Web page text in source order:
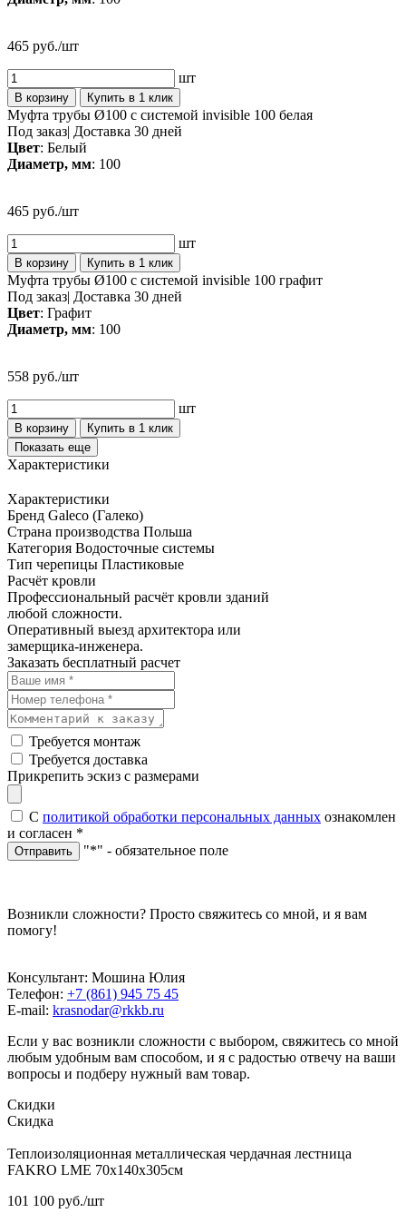
465 руб./шт
шт
В корзину Купить в 1 клик
Муфта трубы Ø100 с системой invisible 100 белая
Под заказ| Доставка 30 дней
Цвет: Белый
Диаметр, мм: 100
465 руб./шт
шт
В корзину Купить в 1 клик
Муфта трубы Ø100 с системой invisible 100 графит
Под заказ| Доставка 30 дней
Цвет: Графит
Диаметр, мм: 100
558 руб./шт
шт
В корзину
Купить в 1 клик
Показать еще
Характеристики
Характеристики
Бренд Galeco (Галеко)
Страна производства Польша
Категория Водосточные системы
Тип черепицы Пластиковые
Расчёт кровли
Профессиональный расчёт кровли зданий
любой сложности.
Оперативный выезд архитектора или
замерщика-инженера.
Заказать бесплатный расчет
Требуется монтаж
Требуется доставка
Прикрепить эскиз с размерами
С политикой обработки персональных данных ознакомлен
и согласен *
Отправить "*" - обязательное поле
Возникли сложности? Просто свяжитесь со мной, и я вам
помогу!
Консультант: Мошина Юлия
Телефон: +7 (861) 945 75 45
E-mail: krasnodar@rkkb.ru
Если у вас возникли сложности с выбором, свяжитесь со мной
любым удобным вам способом, и я с радостью отвечу на ваши
вопросы и подберу нужный вам товар.
Скидки
Скидка
Теплоизоляционная металлическая чердачная лестница
FAKRO LME 70х140х305см
101 100 руб./шт